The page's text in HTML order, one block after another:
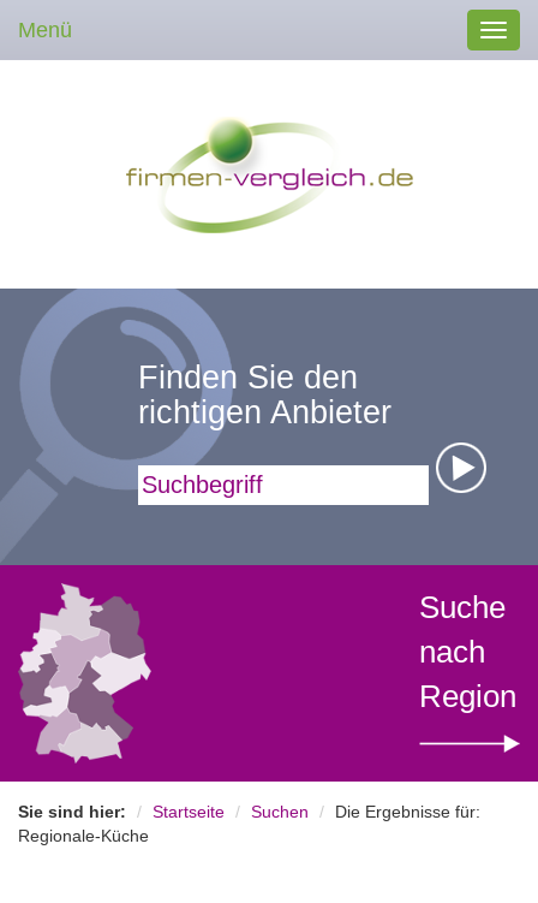
Menü
Finden Sie den
richtigen Anbieter
Suchbegriff
Suche
nach
Region
Sie sind hier: Startseite Suchen
Die Ergebnisse für:
Regionale-Küche